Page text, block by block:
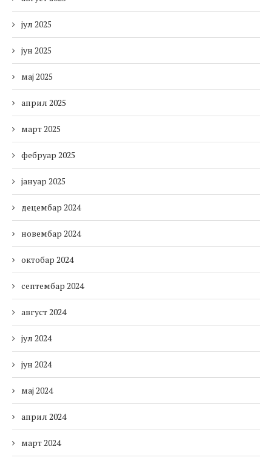
јул 2025
јун 2025
мај 2025
април 2025
март 2025
фебруар 2025
јануар 2025
децембар 2024
новембар 2024
октобар 2024
септембар 2024
август 2024
јул 2024
јун 2024
мај 2024
април 2024
март 2024